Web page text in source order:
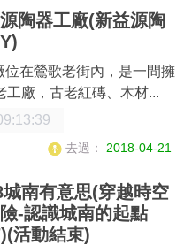
陶器工廠(新益源陶
位在鶯歌老街內，是一間擁
工廠，古老紅磚、木材...
去過： 2018-04-21
城南有意思(穿越時空
-認識城南的起點
活動結束)